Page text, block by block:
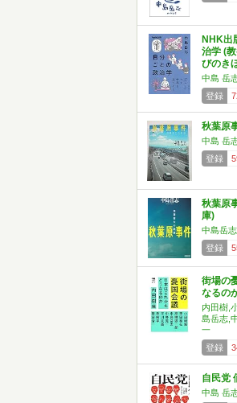
NHK出
治学 (
びのき
中島 岳
登録
秋葉原
中島 岳
登録
秋葉原
庫)
中島岳志
登録
街場の
なるの
内田樹,
島岳志,
一
登録
自民党
中島 岳